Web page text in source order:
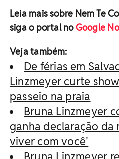
Leia mais sobre Nem Te
siga o portal noGoogle
Veja também:
De férias em
Linzmeyer curte
passeio na praia
Bruna Linzmeyer
ganha declaração da
viver com você'
Bruna Linzmeyer